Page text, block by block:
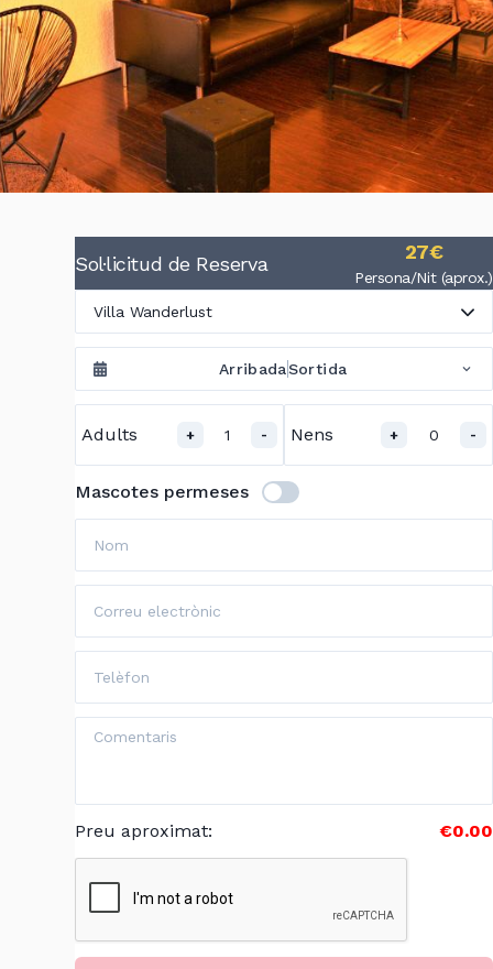
Sol·licitud de Reserva 27€
Persona/Nit (aprox.)
Villa Wanderlust
ArribadaSortida
Adults + 1 - Nens + 0 -
Mascotes permeses
Preu aproximat: €0.00